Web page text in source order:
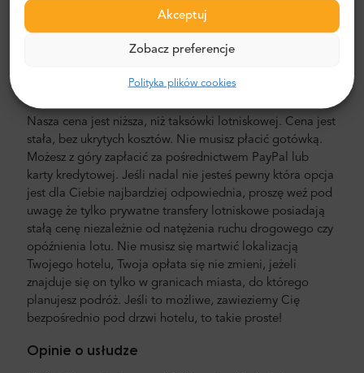
Akceptuj
Zobacz preferencje
Polityka plików cookies
usługę door-to-door, w nowych, komfortowych,
klimatyzowanych minivanach i minibusach marki
Mercedes-Benz. Naszą załogę stanowią doświadczeni
Cena za transfer lotniskowy i międzymiastowy
Nasza cena jest niższa, niż taksówki lotniskowej. Cena jest
stała, bez ukrytych kosztów. Nie musisz płacić gotówką.
Możesz z góry zapłacić za pośrednictwem PayPal lub
karty kredytowej. Jeśli nadal nie jesteś pewny która opcja
jest dla Ciebie najbardziej odpowiednia, proszę weź pod
uwagę że tylko prywatne transfery lotniskowe posiadają
stałą cenę niezależnie od natężenia ruchu drogowego czy
opóźnienia lotu. Nie musisz się martwić lokalizacją
Twojego hotelu, Twoja opłata się nie zmieni, jeżeli
znajduje się on tylko w granicach miasta, do którego
planujesz podróż. Jeśli to możliwe, zawieziemy Cię
bezpośrednio pod drzwi hotelu, to takie proste!
Opinie o usłudze